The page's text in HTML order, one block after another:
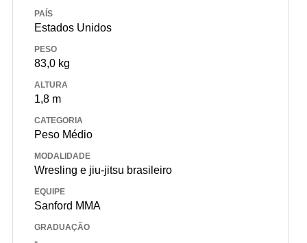
PAÍS
Estados Unidos
PESO
83,0 kg
ALTURA
1,8 m
CATEGORIA
Peso Médio
MODALIDADE
Wresling e jiu-jitsu brasileiro
EQUIPE
Sanford MMA
GRADUAÇÃO